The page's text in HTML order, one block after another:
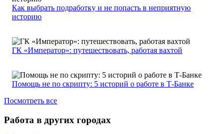
Как выбрать подработку и не попасть в неприятную
историю
ГК «Император»: путешествовать, работая вахтой
Помощь не по скрипту: 5 историй о работе в Т-Банке
Посмотреть все
Работа в других городах